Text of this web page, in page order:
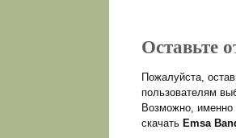
Оставьте
Пожалуйста,
пользователям
Возможно, именно
скачать Emsa